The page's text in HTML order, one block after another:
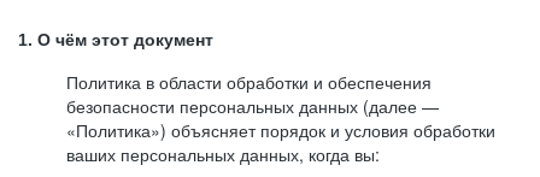
1. О чём этот документ
Политика в области обработки и обеспечения
безопасности персональных данных (далее —
«Политика») объясняет порядок и условия обработки
ваших персональных данных, когда вы: